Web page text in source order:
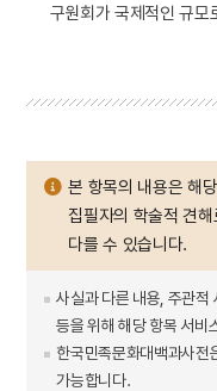
구원회가 국제적인 규
본 항목의 내용은 해
집필자의 학술적 견
다를 수 있습니다.
사실과 다른 내용, 주관적
등을 위해 해당 항목 서비
한국민족문화대백과사전
가능합니다.